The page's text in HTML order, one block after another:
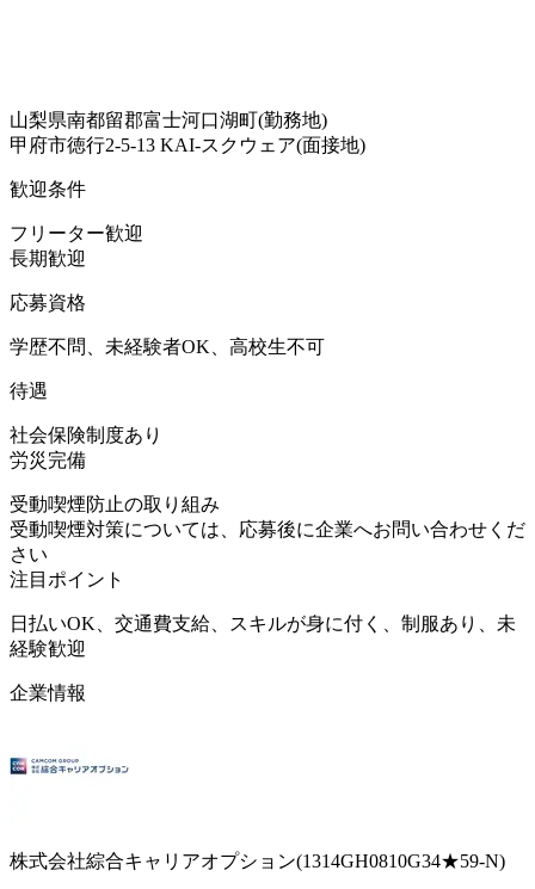
山梨県南都留郡富士河口湖町(勤務地)
甲府市徳行2-5-13 KAI-スクウェア(面接地)
歓迎条件
フリーター歓迎
長期歓迎
応募資格
学歴不問、未経験者OK、高校生不可
待遇
社会保険制度あり
労災完備
受動喫煙防止の取り組み
受動喫煙対策については、応募後に企業へお問い合わせくだ
さい
注目ポイント
日払いOK、交通費支給、スキルが身に付く、制服あり、未
経験歓迎
企業情報
株式会社綜合キャリアオプション(1314GH0810G34★59-N)